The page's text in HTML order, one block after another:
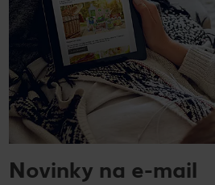
Novinky na e-mail